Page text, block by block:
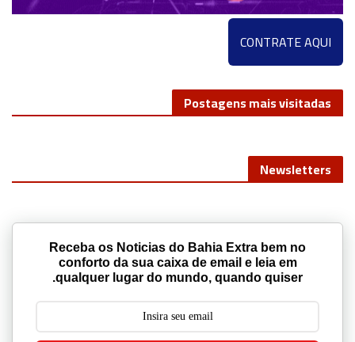
CONTRATE AQUI
Receba os Noticias do Bahia Extra bem no
conforto da sua caixa de email e leia em